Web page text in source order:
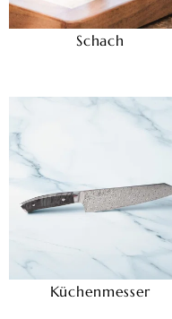
Schach
Küchenmesser